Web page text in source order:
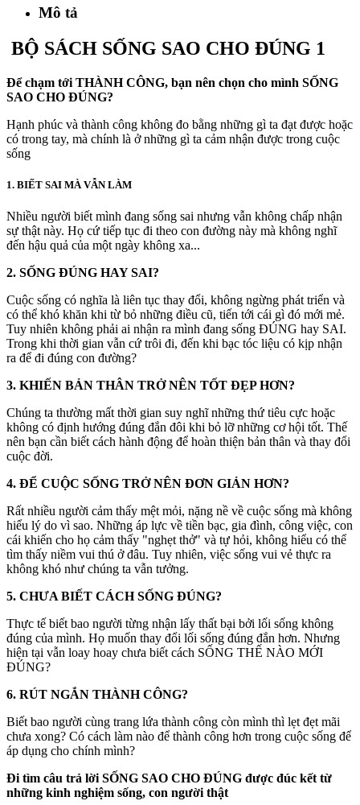
Mô tả
BỘ SÁCH SỐNG SAO CHO ĐÚNG 1
Để chạm tới THÀNH CÔNG, bạn nên chọn cho mình SỐNG
SAO CHO ĐÚNG?
Hạnh phúc và thành công không đo bằng những gì ta đạt được hoặc
có trong tay, mà chính là ở những gì ta cảm nhận được trong cuộc
sống
1. BIẾT SAI MÀ VẪN LÀM
Nhiều người biết mình đang sống sai nhưng vẫn không chấp nhận
sự thật này. Họ cứ tiếp tục đi theo con đường này mà không nghĩ
đến hậu quả của một ngày không xa...
2. SỐNG ĐÚNG HAY SAI?
Cuộc sống có nghĩa là liên tục thay đổi, không ngừng phát triển và
có thể khó khăn khi từ bỏ những điều cũ, tiến tới cái gì đó mới mẻ.
Tuy nhiên không phải ai nhận ra mình đang sống ĐÚNG hay SAI.
Trong khi thời gian vẫn cứ trôi đi, đến khi bạc tóc liệu có kịp nhận
ra để đi đúng con đường?
3. KHIẾN BẢN THÂN TRỞ NÊN TỐT ĐẸP HƠN?
Chúng ta thường mất thời gian suy nghĩ những thứ tiêu cực hoặc
không có định hướng đúng đắn đôi khi bỏ lỡ những cơ hội tốt. Thế
nên bạn cần biết cách hành động để hoàn thiện bản thân và thay đổi
cuộc đời.
4. ĐỂ CUỘC SỐNG TRỞ NÊN ĐƠN GIẢN HƠN?
Rất nhiều người cảm thấy mệt mỏi, nặng nề về cuộc sống mà không
hiểu lý do vì sao. Những áp lực về tiền bạc, gia đình, công việc, con
cái khiến cho họ cảm thấy "nghẹt thở" và tự hỏi, không hiểu có thể
tìm thấy niềm vui thú ở đâu. Tuy nhiên, việc sống vui vẻ thực ra
không khó như chúng ta vẫn tưởng.
5. CHƯA BIẾT CÁCH SỐNG ĐÚNG?
Thực tế biết bao người từng nhận lấy thất bại bởi lối sống không
đúng của mình. Họ muốn thay đổi lối sống đúng đắn hơn. Nhưng
hiện tại vẫn loay hoay chưa biết cách SỐNG THẾ NÀO MỚI
ĐÚNG?
6. RÚT NGẮN THÀNH CÔNG?
Biết bao người cùng trang lứa thành công còn mình thì lẹt đẹt mãi
chưa xong? Có cách làm nào để thành công hơn trong cuộc sống để
áp dụng cho chính mình?
Đi tìm câu trả lời SỐNG SAO CHO ĐÚNG được đúc kết từ
những kinh nghiệm sống, con người thật